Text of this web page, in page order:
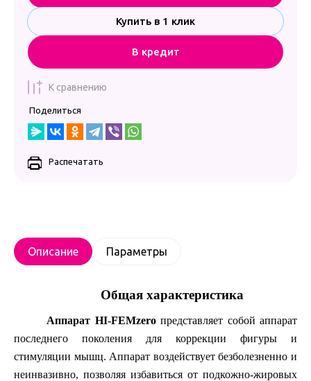
Купить в 1 клик
В кредит
К сравнению
Поделиться
Распечатать
Описание Параметры
Общая характеристика
Аппарат HI-FEMzeroпредставляет собой аппарат
последнего поколения для коррекции фигуры и
стимуляции мышц. Аппарат воздействует безболезненно и
неинвазивно, позволяя избавиться от подкожно-жировых